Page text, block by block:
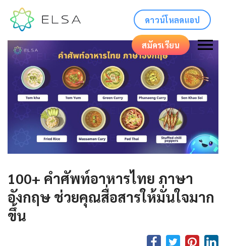
ดาวน์โหลดแอป
สมัครเรียน
100+ คําศัพท์อาหารไทย ภาษา
อังกฤษ ช่วยคุณสื่อสารให้มั่นใจมาก
ขึ้น